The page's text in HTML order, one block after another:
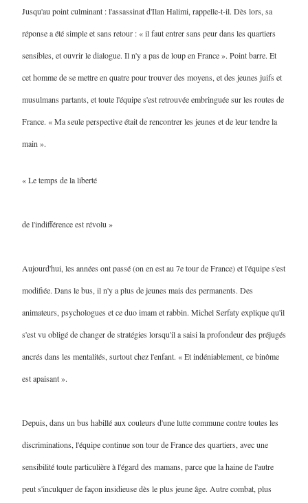
Jusqu'au point culminant : l'assassinat d'Ilan Halimi, rappelle-t-il. Dès lors, sa
réponse a été simple et sans retour : « il faut entrer sans peur dans les quartiers
sensibles, et ouvrir le dialogue. Il n'y a pas de loup en France ». Point barre. Et
cet homme de se mettre en quatre pour trouver des moyens, et des jeunes juifs et
musulmans partants, et toute l'équipe s'est retrouvée embringuée sur les routes de
France. « Ma seule perspective était de rencontrer les jeunes et de leur tendre la
main ».
« Le temps de la liberté
de l'indifférence est révolu »
Aujourd'hui, les années ont passé (on en est au 7e tour de France) et l'équipe s'est
modifiée. Dans le bus, il n'y a plus de jeunes mais des permanents. Des
animateurs, psychologues et ce duo imam et rabbin. Michel Serfaty explique qu'il
s'est vu obligé de changer de stratégies lorsqu'il a saisi la profondeur des préjugés
ancrés dans les mentalités, surtout chez l'enfant. « Et indéniablement, ce binôme
est apaisant ».
Depuis, dans un bus habillé aux couleurs d'une lutte commune contre toutes les
discriminations, l'équipe continue son tour de France des quartiers, avec une
sensibilité toute particulière à l'égard des mamans, parce que la haine de l'autre
peut s'inculquer de façon insidieuse dès le plus jeune âge. Autre combat, plus